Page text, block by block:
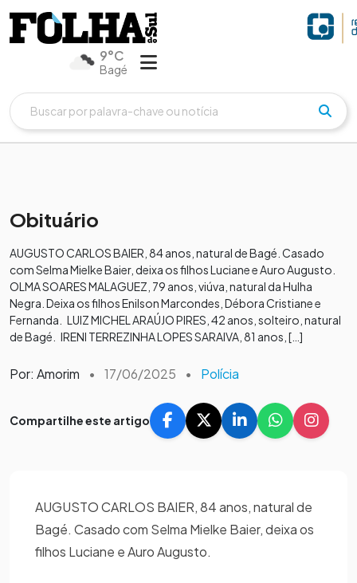
9°C
Bagé
Obituário
AUGUSTO CARLOS BAIER, 84 anos, natural de Bagé. Casado
com Selma Mielke Baier, deixa os filhos Luciane e Auro Augusto.
OLMA SOARES MALAGUEZ, 79 anos, viúva, natural da Hulha
Negra. Deixa os filhos Enilson Marcondes, Débora Cristiane e
Fernanda. LUIZ MICHEL ARAÚJO PIRES, 42 anos, solteiro, natural
de Bagé. IRENI TERREZINHA LOPES SARAIVA, 81 anos, […]
Por: Amorim • 17/06/2025 • Polícia
Compartilhe este artigo
AUGUSTO CARLOS BAIER, 84 anos, natural de
Bagé. Casado com Selma Mielke Baier, deixa os
filhos Luciane e Auro Augusto.